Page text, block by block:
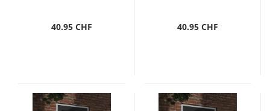
40.95 CHF 40.95 CHF